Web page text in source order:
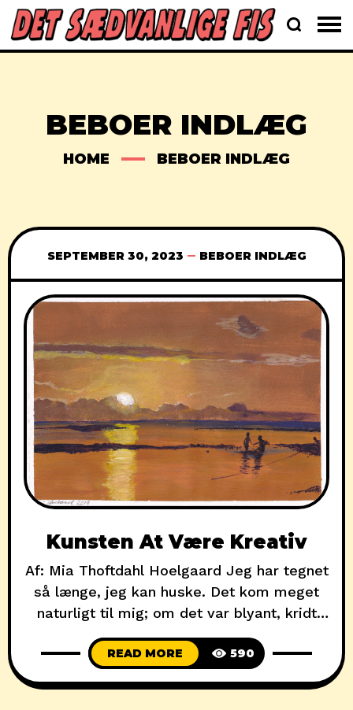
BEBOER INDLÆG
HOME BEBOER INDLÆG
SEPTEMBER 30, 2023 BEBOER INDLÆG
Kunsten At Være Kreativ
Af: Mia Thoftdahl Hoelgaard Jeg har tegnet
så længe, jeg kan huske. Det kom meget
naturligt til mig; om det var blyant, kridt
eller pensel, var egentlig underordnet.
Kunne det afgive farve på et underlag? Så
READ MORE 590